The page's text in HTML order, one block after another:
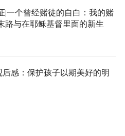
|一个曾经赌徒的自白：我的赌
路与在耶稣基督里面的新生
感：保护孩子以期美好的明